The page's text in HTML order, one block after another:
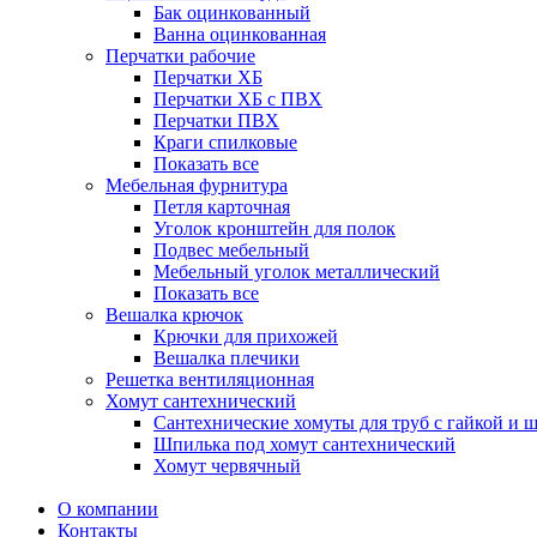
Бак оцинкованный
Ванна оцинкованная
Перчатки рабочие
Перчатки ХБ
Перчатки ХБ с ПВХ
Перчатки ПВХ
Краги спилковые
Показать все
Мебельная фурнитура
Петля карточная
Уголок кронштейн для полок
Подвес мебельный
Мебельный уголок металлический
Показать все
Вешалка крючок
Крючки для прихожей
Вешалка плечики
Решетка вентиляционная
Хомут сантехнический
Сантехнические хомуты для труб с гайкой и
Шпилька под хомут сантехнический
Хомут червячный
О компании
Контакты